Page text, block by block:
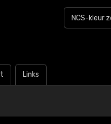
Links